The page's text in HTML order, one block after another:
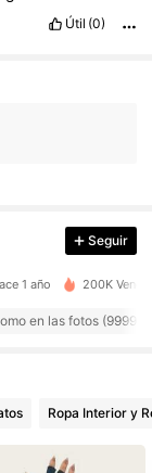
Útil (0)
Seguir
1 año 200K
en las fotos (9999+)
Ropa Interior y